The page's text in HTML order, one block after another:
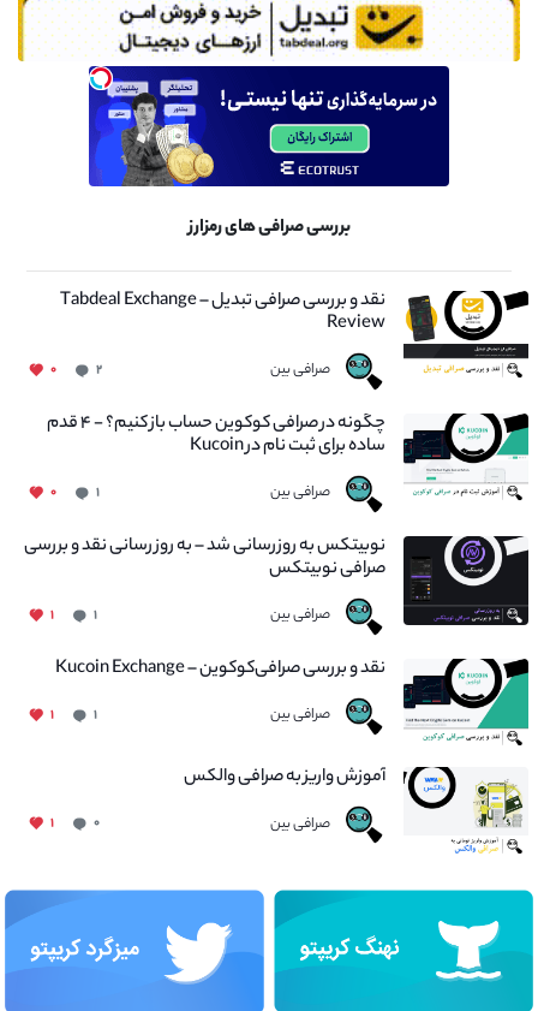
بررسی صرافی های رمزارز
نقد و بررسی صرافی تبدیل – Tabdeal Exchange
Review
صرافی بین ۲ ۰
چگونه در صرافی کوکوین حساب باز کنیم؟ - ۴ قدم
ساده برای ثبت نام در Kucoin
صرافی بین ۱ ۰
نوبیتکس به روزرسانی شد – به روز رسانی نقد و بررسی
صرافی نوبیتکس
صرافی بین ۱ ۱
نقد و بررسی صرافی‌کوکوین – Kucoin Exchange
صرافی بین ۱ ۱
آموزش واریز به صرافی والکس
صرافی بین ۰ ۱